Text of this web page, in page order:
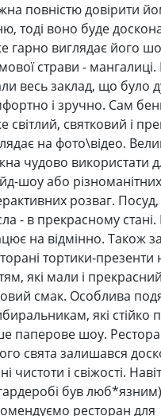
повністю довірити
тоді воно буде
гарно виглядає його
страви -
весь заклад, що було
і зручно. Сам
світлий, святковий і
на фото\відео.
чудово використати
шоу або різноманітних
розваг.
- в прекрасному стані.
на відмінно. Також
тортики-
які мали і
смак. Особлива
які стійко
паперове шоу.
свята залишався
чистоти і свіжості.
був
ресторан для